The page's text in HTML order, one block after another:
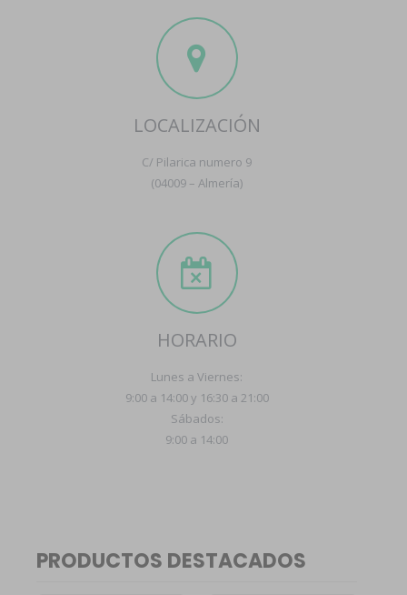
LOCALIZACIÓN
C/ Pilarica numero 9
(04009 – Almería)
HORARIO
Lunes a Viernes:
9:00 a 14:00 y 16:30 a 21:00
Sábados:
9:00 a 14:00